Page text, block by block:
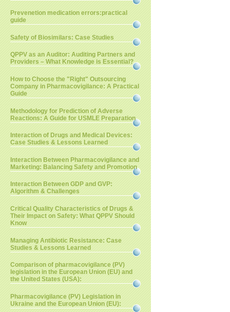
Prevenetion medication errors:practical
guide
Safety of Biosimilars: Case Studies
QPPV as an Auditor: Auditing Partners and
Providers – What Knowledge is Essential?
How to Choose the "Right" Outsourcing
Company in Pharmacovigilance: A Practical
Guide
Methodology for Prediction of Adverse
Reactions: A Guide for USMLE Preparation
Interaction of Drugs and Medical Devices:
Case Studies & Lessons Learned
Interaction Between Pharmacovigilance and
Marketing: Balancing Safety and Promotion
Interaction Between GDP and GVP:
Algorithm & Challenges
Critical Quality Characteristics of Drugs &
Their Impact on Safety: What QPPV Should
Know
Managing Antibiotic Resistance: Case
Studies & Lessons Learned
Comparison of pharmacovigilance (PV)
legislation in the European Union (EU) and
the United States (USA):
Pharmacovigilance (PV) Legislation in
Ukraine and the European Union (EU):